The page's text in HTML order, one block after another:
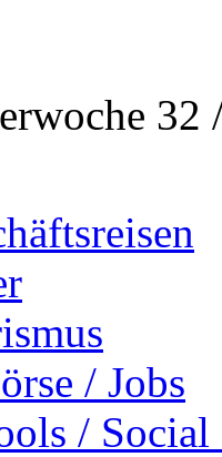
32
/ Jobs
/